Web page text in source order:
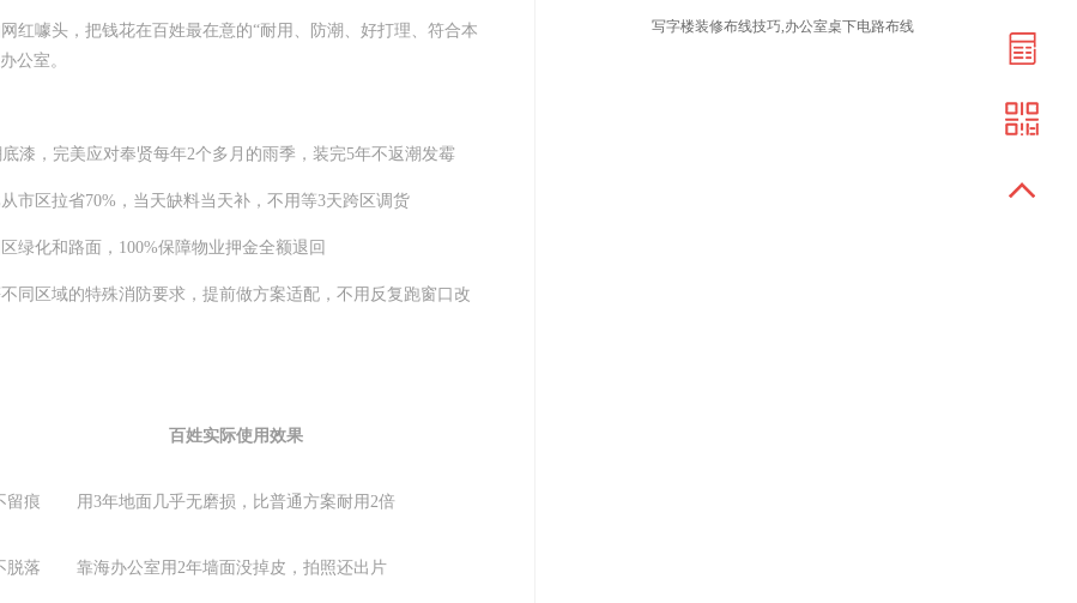
红噱头，把钱花在百姓最在意的“耐用、防潮、好打理、符合本
公室。
漆，完美应对奉贤每年2个多月的雨季，装完5年不返潮发霉
市区拉省70%，当天缺料当天补，不用等3天跨区调货
绿化和路面，100%保障物业押金全额退回
同区域的特殊消防要求，提前做方案适配，不用反复跑窗口改
百姓实际使用效果
留痕 用3年地面几乎无磨损，比普通方案耐用2倍
脱落 靠海办公室用2年墙面没掉皮，拍照还出片
写字楼装修布线技巧,办公室桌下电路布线